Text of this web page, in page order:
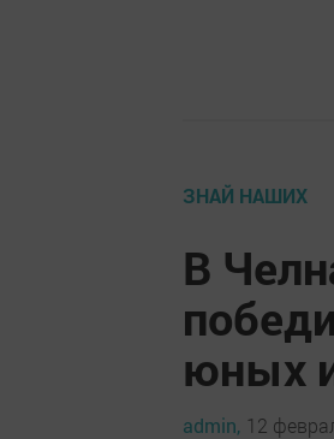
ЗНАЙ НАШИХ
В
юных
admin, 12